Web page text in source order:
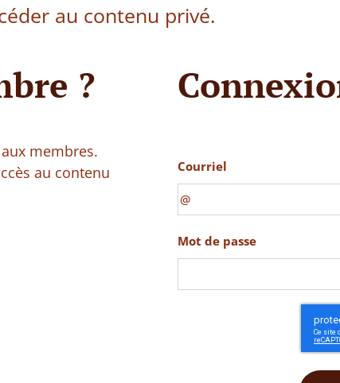
au contenu privé.
?
membres.
au contenu
Courriel
Mot de passe